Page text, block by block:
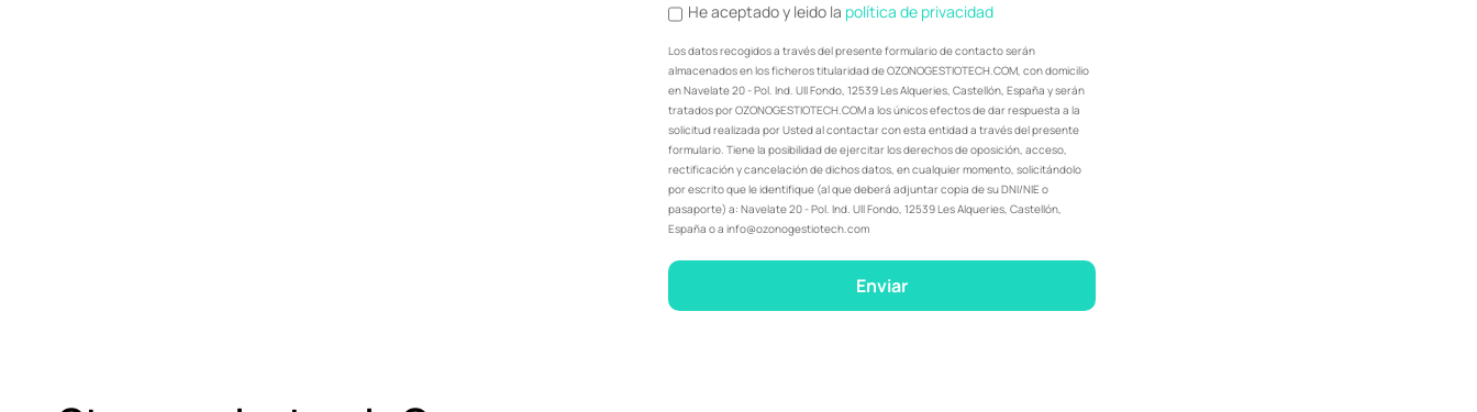
He aceptado y leido la política de privacidad
Los datos recogidos a través del presente formulario de contacto serán
almacenados en los ficheros titularidad de OZONOGESTIOTECH.COM, con domicilio
en Navelate 20 - Pol. Ind. Ull Fondo, 12539 Les Alqueries, Castellón, España y serán
tratados por OZONOGESTIOTECH.COM a los únicos efectos de dar respuesta a la
solicitud realizada por Usted al contactar con esta entidad a través del presente
formulario. Tiene la posibilidad de ejercitar los derechos de oposición, acceso,
rectificación y cancelación de dichos datos, en cualquier momento, solicitándolo
por escrito que le identifique (al que deberá adjuntar copia de su DNI/NIE o
pasaporte) a: Navelate 20 - Pol. Ind. Ull Fondo, 12539 Les Alqueries, Castellón,
España o a info@ozonogestiotech.com
Enviar